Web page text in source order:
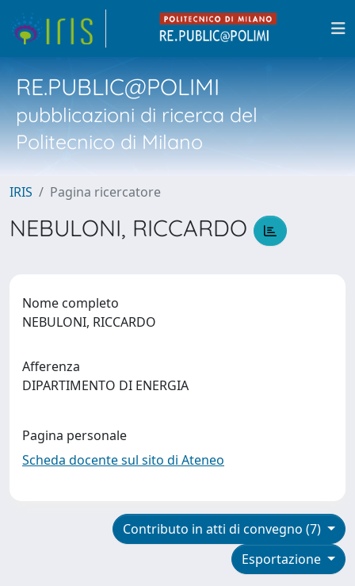
RE.PUBLIC@POLIMI
pubblicazioni di ricerca del
Politecnico di Milano
IRIS Pagina ricercatore
NEBULONI, RICCARDO
Nome completo
NEBULONI, RICCARDO
Afferenza
DIPARTIMENTO DI ENERGIA
Pagina personale
Scheda docente sul sito di Ateneo
Contributo in atti di convegno (7)
Esportazione